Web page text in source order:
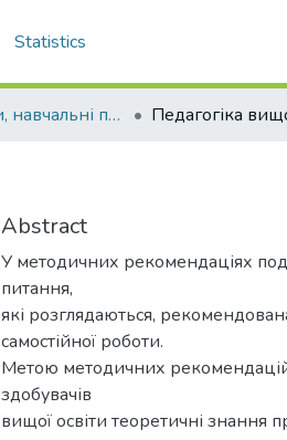
Statistics
Підручники, навчальні посібники та інші науково- та навчально-методичні праці РГФ Педагогіка
Abstract
У методичних рекомендаціях
питання,
які розглядаються,
самостійної роботи.
Метою методичних рекомендацій
здобувачів
вищої освіти теоретичні знання